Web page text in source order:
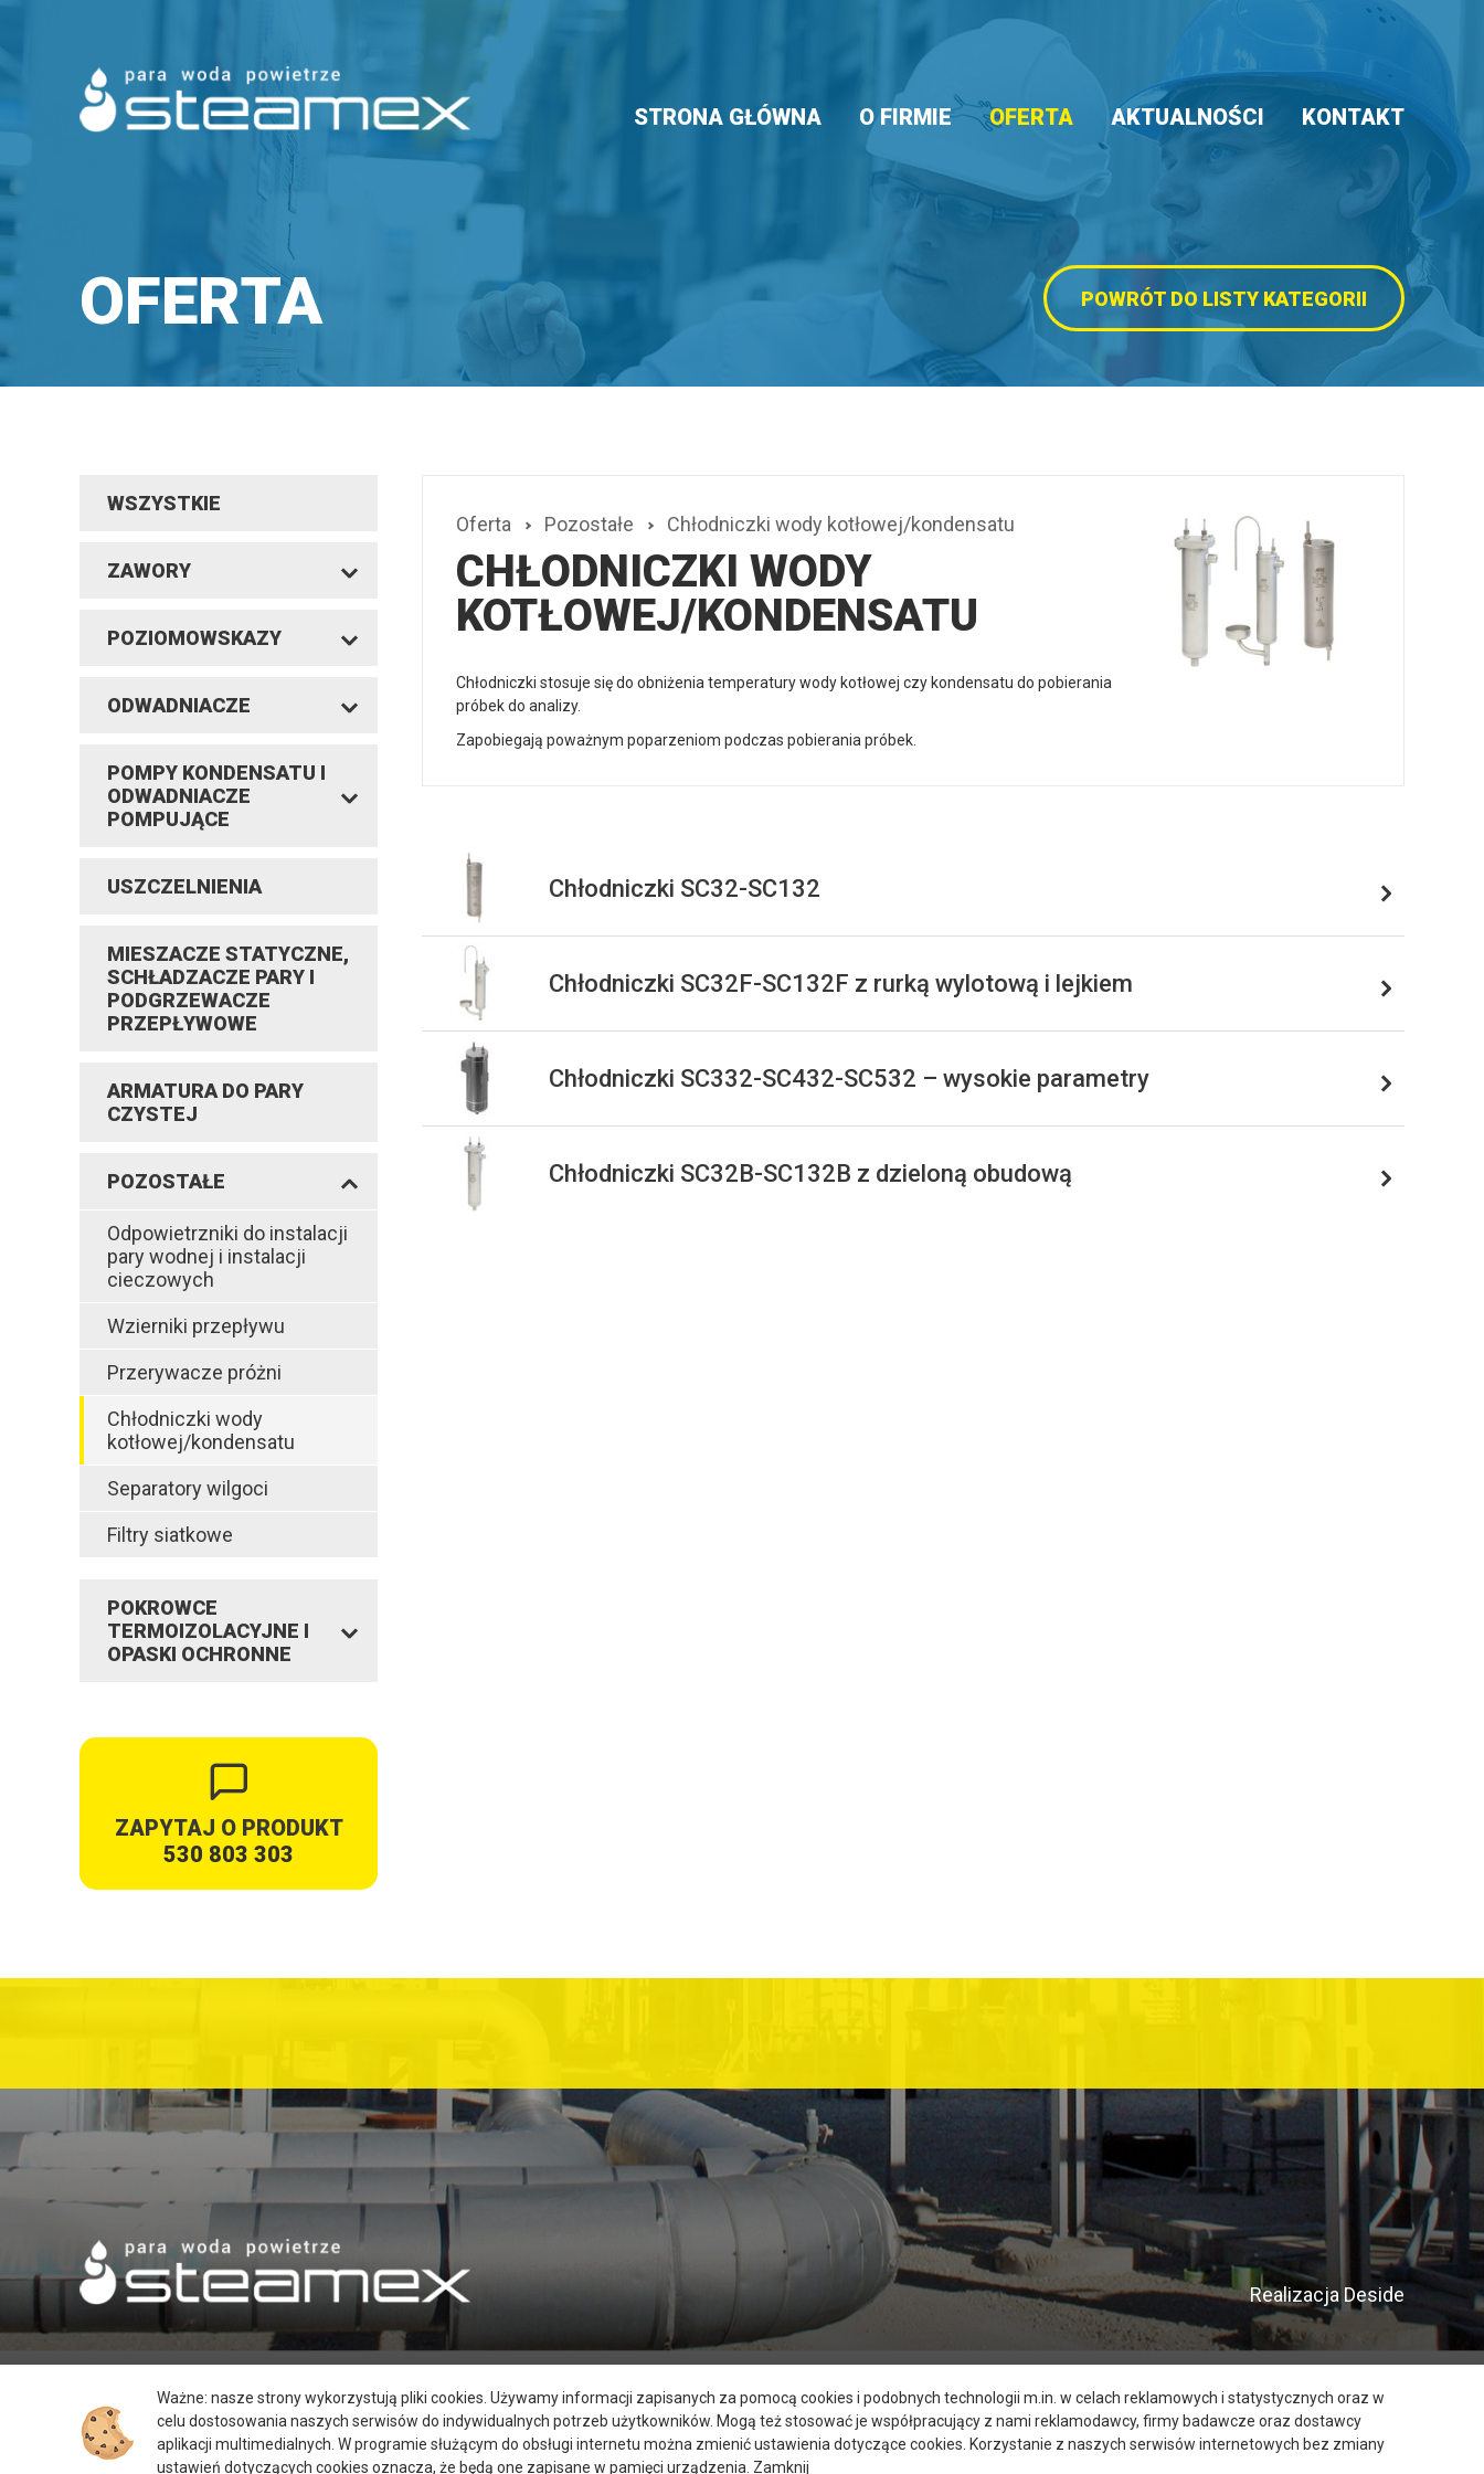
STRONA GŁÓWNA O FIRMIE OFERTA AKTUALNOŚCI KONTAKT
OFERTA POWRÓT DO LISTY KATEGORII
WSZYSTKIE
ZAWORY
POZIOMOWSKAZY
ODWADNIACZE
POMPY KONDENSATU I
ODWADNIACZE
POMPUJĄCE
USZCZELNIENIA
MIESZACZE STATYCZNE,
SCHŁADZACZE PARY I
PODGRZEWACZE
PRZEPŁYWOWE
ARMATURA DO PARY
CZYSTEJ
POZOSTAŁE
Odpowietrzniki do instalacji
pary wodnej i instalacji
cieczowych
Wzierniki przepływu
Przerywacze próżni
Chłodniczki wody
kotłowej/kondensatu
Separatory wilgoci
Filtry siatkowe
POKROWCE
TERMOIZOLACYJNE I
OPASKI OCHRONNE
ZAPYTAJ O PRODUKT
530 803 303
Oferta Pozostałe Chłodniczki wody kotłowej/kondensatu
CHŁODNICZKI WODY
KOTŁOWEJ/KONDENSATU
Chłodniczki stosuje się do obniżenia temperatury wody kotłowej czy kondensatu do pobierania
próbek do analizy.
Zapobiegają poważnym poparzeniom podczas pobierania próbek.
Chłodniczki SC32-SC132
Chłodniczki SC32F-SC132F z rurką wylotową i lejkiem
Chłodniczki SC332-SC432-SC532 – wysokie parametry
Chłodniczki SC32B-SC132B z dzieloną obudową
Realizacja Deside
Ważne: nasze strony wykorzystują pliki cookies. Używamy informacji zapisanych za pomocą cookies i podobnych technologii m.in. w celach reklamowych i statystycznych oraz w
celu dostosowania naszych serwisów do indywidualnych potrzeb użytkowników. Mogą też stosować je współpracujący z nami reklamodawcy, firmy badawcze oraz dostawcy
aplikacji multimedialnych. W programie służącym do obsługi internetu można zmienić ustawienia dotyczące cookies. Korzystanie z naszych serwisów internetowych bez zmiany
ustawień dotyczących cookies oznacza, że będą one zapisane w pamięci urządzenia. Zamknij